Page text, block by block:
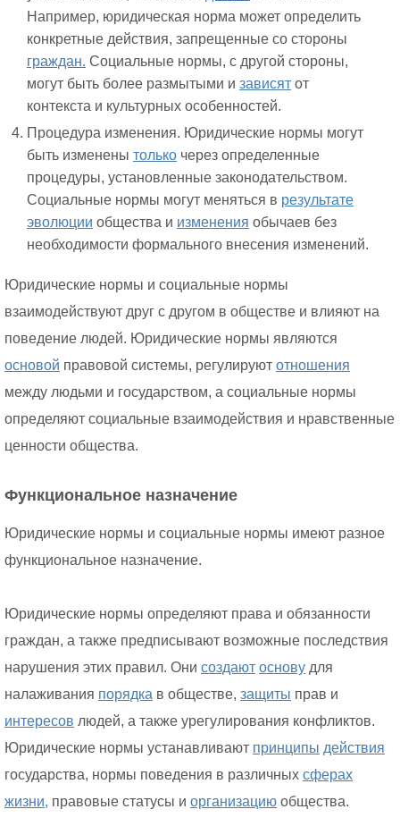
Например, юридическая норма может определить
конкретные действия, запрещенные со стороны
граждан. Социальные нормы, с другой стороны,
могут быть более размытыми и зависят от
контекста и культурных особенностей.
Процедура изменения. Юридические нормы могут
быть изменены только через определенные
процедуры, установленные законодательством.
Социальные нормы могут меняться в результате
эволюции общества и изменения обычаев без
необходимости формального внесения изменений.
Юридические нормы и социальные нормы
взаимодействуют друг с другом в обществе и влияют на
поведение людей. Юридические нормы являются
основой правовой системы, регулируют отношения
между людьми и государством, а социальные нормы
определяют социальные взаимодействия и нравственные
ценности общества.
Функциональное назначение
Юридические нормы и социальные нормы имеют разное
функциональное назначение.
Юридические нормы определяют права и обязанности
граждан, а также предписывают возможные последствия
нарушения этих правил. Они создают основу для
налаживания порядка в обществе, защиты прав и
интересов людей, а также урегулирования конфликтов.
Юридические нормы устанавливают принципы действия
государства, нормы поведения в различных сферах
жизни, правовые статусы и организацию общества.